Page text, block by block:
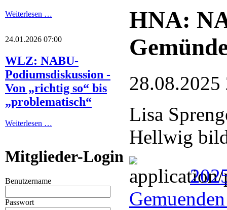
Weiterlesen …
24.01.2026 07:00
WLZ: NABU-
Podiumsdiskussion -
Von „richtig so“ bis
„problematisch“
Weiterlesen …
Mitglieder-Login
Benutzername
Passwort
HNA:
28.08.2025
Lisa
Hellwig